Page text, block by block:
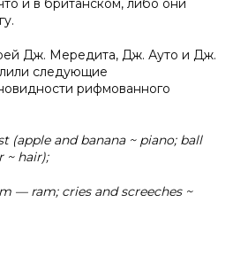
и в британском, либо они
Дж. Мередита, Дж. Ауто и Дж.
следующие
рифмованного
(apple and banana ~ piano; ball
~ hair);
— ram; cries and screeches ~